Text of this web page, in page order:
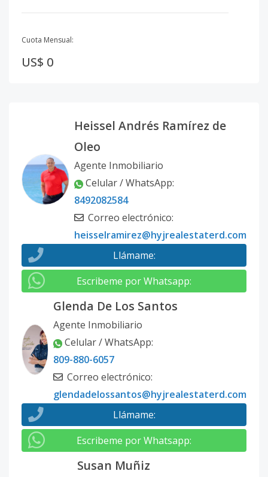
Cuota Mensual:
US$ 0
Heissel Andrés Ramírez de
Oleo
Agente Inmobiliario
Celular / WhatsApp:
8492082584
Correo electrónico:
heisselramirez@hyjrealestaterd.com
Llámame:
Escribeme por Whatsapp:
Glenda De Los Santos
Agente Inmobiliario
Celular / WhatsApp:
809-880-6057
Correo electrónico:
glendadelossantos@hyjrealestaterd.com
Llámame:
Escribeme por Whatsapp:
Susan Muñiz